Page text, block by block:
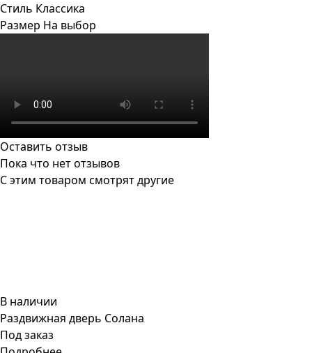
Стиль Классика
Размер На выбор
Оставить отзыв
Пока что нет отзывов
С этим товаром смотрят другие
В наличии
Раздвижная дверь Солана
Под заказ